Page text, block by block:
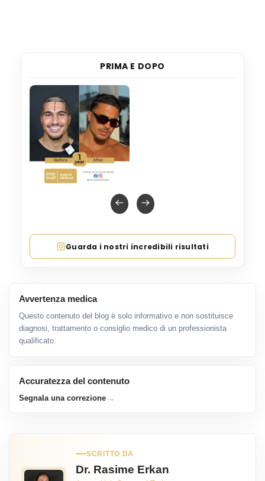
PRIMA E DOPO
Guarda i nostri incredibili risultati
Avvertenza medica
Questo contenuto del blog è solo informativo e non sostituisce
diagnosi, trattamento o consiglio medico di un professionista
qualificato.
Accuratezza del contenuto
Segnala una correzione →
SCRITTO DA
Dr. Rasime Erkan